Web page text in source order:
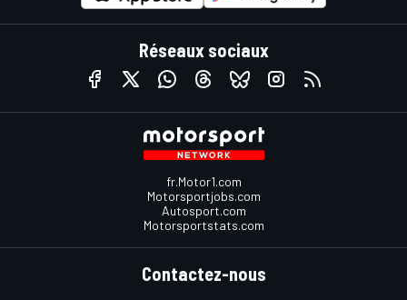
Réseaux sociaux
fr.Motor1.com
Motorsportjobs.com
Autosport.com
Motorsportstats.com
Contactez-nous